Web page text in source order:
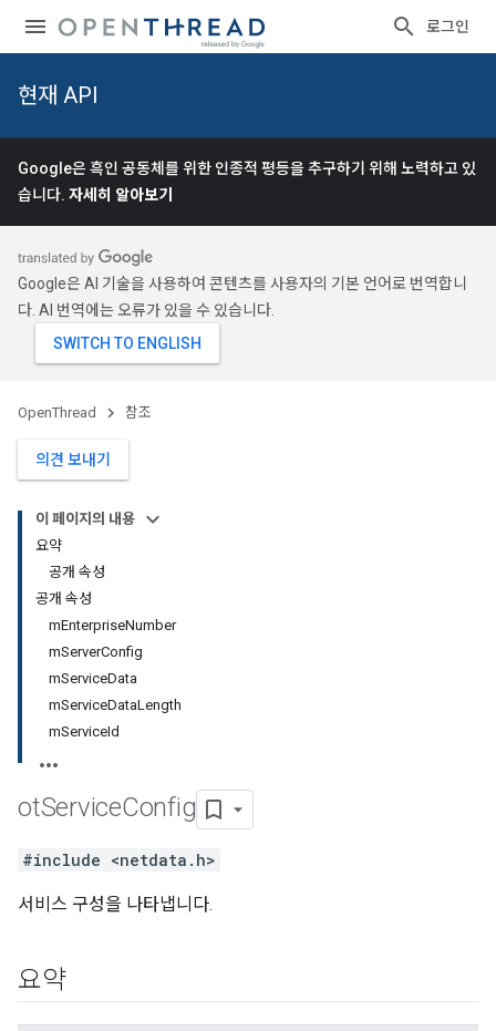
로그인
현재 API
Google은 흑인 공동체를 위한 인종적 평등을 추구하기 위해 노력하고 있
습니다. 자세히 알아보기
Google은 AI 기술을 사용하여 콘텐츠를 사용자의 기본 언어로 번역합니
다. AI 번역에는 오류가 있을 수 있습니다.
OpenThread 참조
의견 보내기
이 페이지의 내용
요약
공개 속성
공개 속성
mEnterpriseNumber
mServerConfig
mServiceData
mServiceDataLength
mServiceId
otServiceConfig
#include <netdata.h>
서비스 구성을 나타냅니다.
요약